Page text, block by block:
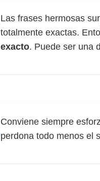
Las frases hermosas
totalmente exactas.
exacto. Puede ser una
Conviene siempre
perdona todo menos el